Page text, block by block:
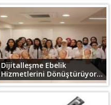
Dijitalleşme Ebelik
Hizmetlerini Dönüştürüyor...